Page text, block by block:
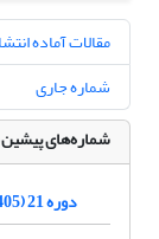
مقالات آماده
شماره جاری
شماره‌های
دوره 21 (1405)